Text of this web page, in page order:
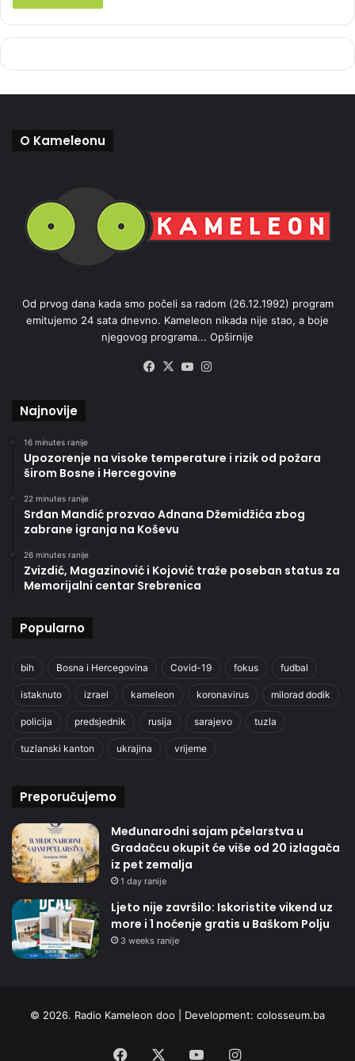
O Kameleonu
Od prvog dana kada smo počeli sa radom (26.12.1992) program
emitujemo 24 sata dnevno. Kameleon nikada nije stao, a boje
njegovog programa... Opširnije
Facebook
X YouTube
Najnovije
16 minutes ranije
Upozorenje na visoke temperature i rizik od požara
širom Bosne i Hercegovine
22 minutes ranije
Srđan Mandić prozvao Adnana Džemidžića zbog
zabrane igranja na Koševu
26 minutes ranije
Zvizdić, Magazinović i Kojović traže poseban status za
Memorijalni centar Srebrenica
Popularno
bih Bosna i Hercegovina Covid-19 fokus fudbal
istaknuto izrael kameleon koronavirus milorad dodik
policija predsjednik rusija sarajevo tuzla
tuzlanski kanton ukrajina vrijeme
Preporučujemo
Međunarodni sajam pčelarstva u
Gradačcu okupit će više od 20 izlagača
iz pet zemalja
1 day ranije
Ljeto nije završilo: Iskoristite vikend uz
more i 1 noćenje gratis u Baškom Polju
3 weeks ranije
© 2026. Radio Kameleon doo | Development: colosseum.ba
Facebook YouTubeInstagram